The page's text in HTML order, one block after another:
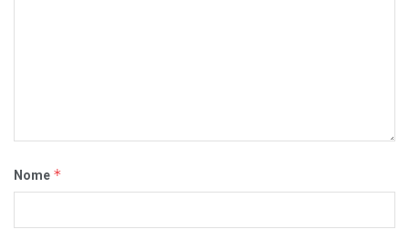
Nome *